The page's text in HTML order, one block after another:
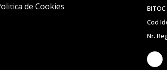
de Cookies
BITOC
Cod
Nr.
F